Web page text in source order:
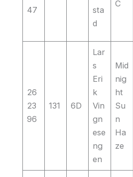
47
sta
d
C
26
23
96
131 6D
Lar
s
Eri
k
Vin
gn
ese
ng
en
Mid
nig
ht
Su
n
Ha
ze